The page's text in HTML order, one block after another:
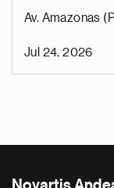
Av. Amazonas
Jul 24, 2026